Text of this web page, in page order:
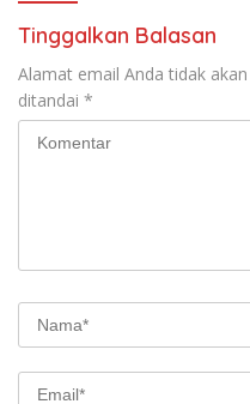
Tinggalkan Balasan
Alamat email Anda tidak
ditandai *